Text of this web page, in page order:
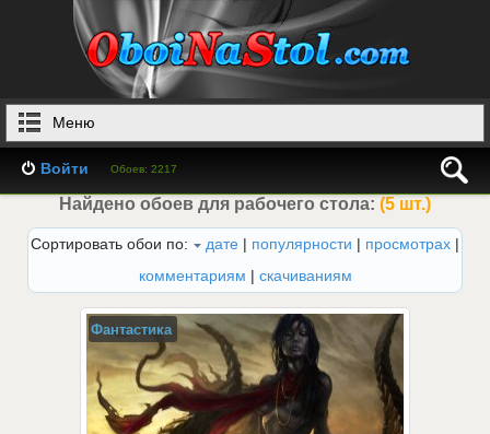
Меню
Войти Обоев: 2217
Найдено обоев для рабочего стола: (5 шт.)
Сортировать обои по: дате | популярности | просмотрах |
комментариям | скачиваниям
Фантастика